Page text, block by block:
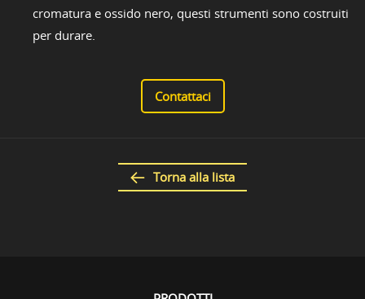
cromatura e ossido nero, questi strumenti sono costruiti
per durare.
Contattaci
Torna alla lista